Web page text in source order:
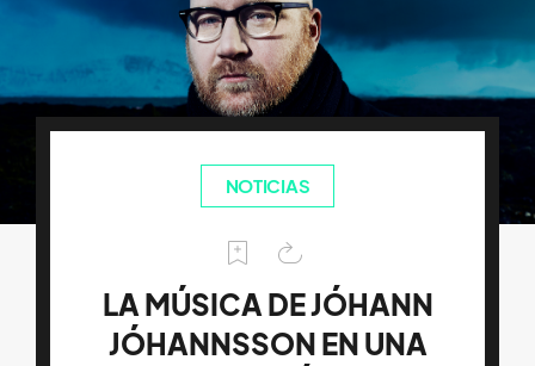
NOTICIAS
LA MÚSICA DE JÓHANN
JÓHANNSSON EN UNA